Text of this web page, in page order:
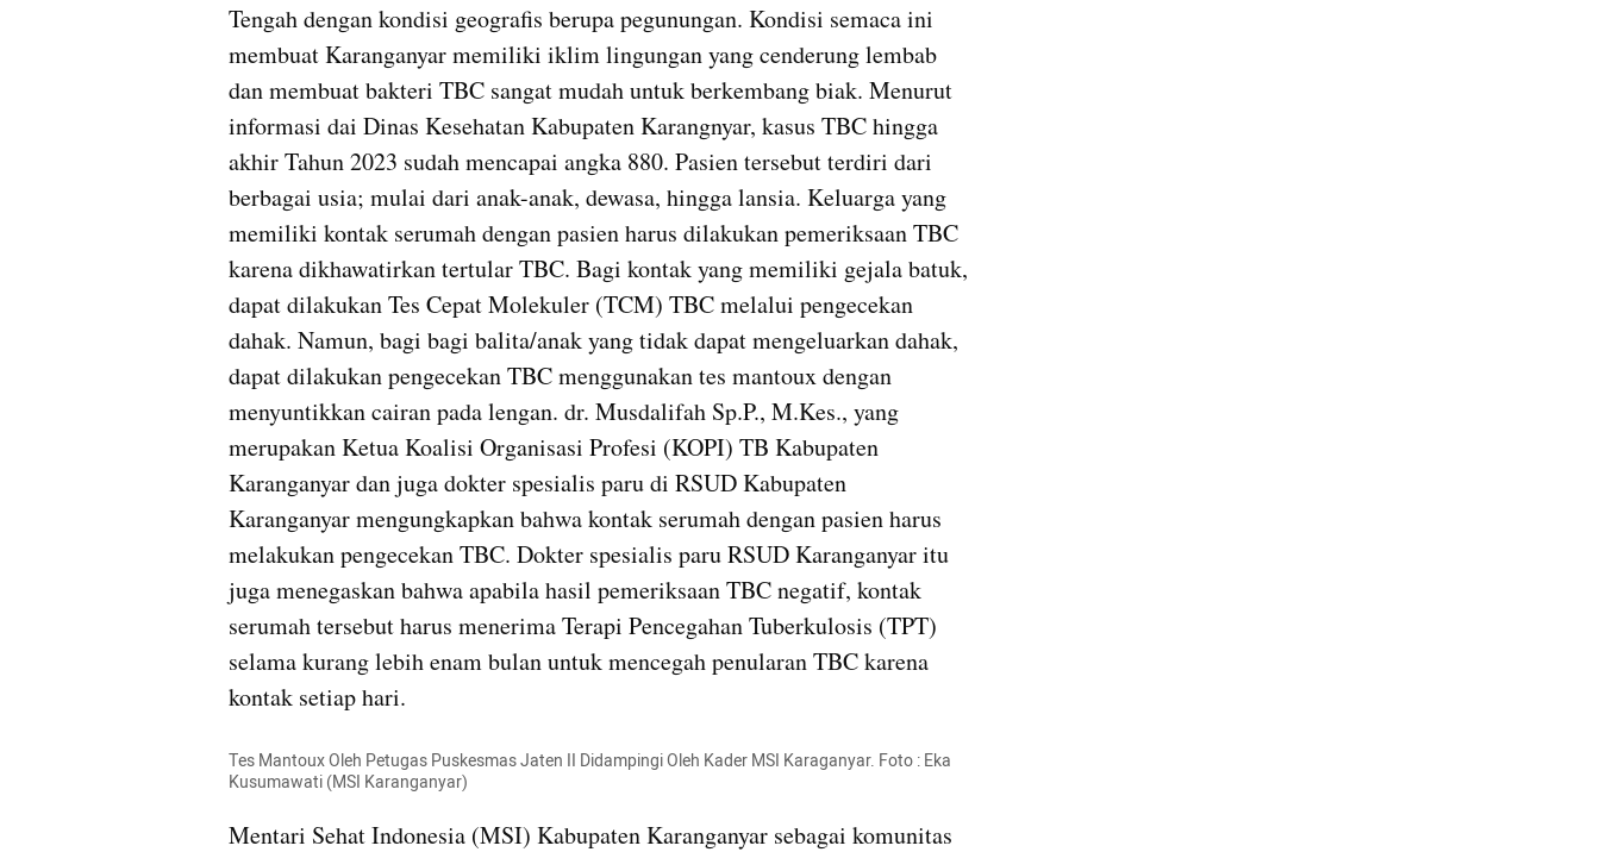
Tengah dengan kondisi geografis berupa pegunungan. Kondisi semaca ini
membuat Karanganyar memiliki iklim lingungan yang cenderung lembab
dan membuat bakteri TBC sangat mudah untuk berkembang biak. Menurut
informasi dai Dinas Kesehatan Kabupaten Karangnyar, kasus TBC hingga
akhir Tahun 2023 sudah mencapai angka 880. Pasien tersebut terdiri dari
berbagai usia; mulai dari anak-anak, dewasa, hingga lansia. Keluarga yang
memiliki kontak serumah dengan pasien harus dilakukan pemeriksaan TBC
karena dikhawatirkan tertular TBC. Bagi kontak yang memiliki gejala batuk,
dapat dilakukan Tes Cepat Molekuler (TCM) TBC melalui pengecekan
dahak. Namun, bagi bagi balita/anak yang tidak dapat mengeluarkan dahak,
dapat dilakukan pengecekan TBC menggunakan tes mantoux dengan
menyuntikkan cairan pada lengan. dr. Musdalifah Sp.P., M.Kes., yang
merupakan Ketua Koalisi Organisasi Profesi (KOPI) TB Kabupaten
Karanganyar dan juga dokter spesialis paru di RSUD Kabupaten
Karanganyar mengungkapkan bahwa kontak serumah dengan pasien harus
melakukan pengecekan TBC. Dokter spesialis paru RSUD Karanganyar itu
juga menegaskan bahwa apabila hasil pemeriksaan TBC negatif, kontak
serumah tersebut harus menerima Terapi Pencegahan Tuberkulosis (TPT)
selama kurang lebih enam bulan untuk mencegah penularan TBC karena
kontak setiap hari.
Tes Mantoux Oleh Petugas Puskesmas Jaten II Didampingi Oleh Kader MSI Karaganyar. Foto : Eka
Kusumawati (MSI Karanganyar)
Mentari Sehat Indonesia (MSI) Kabupaten Karanganyar sebagai komunitas